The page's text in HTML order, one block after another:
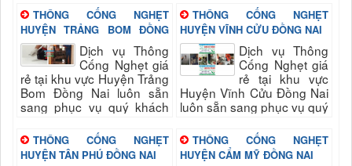
bảo uy tín, chất lượng hài
long quý...
bảo uy tín, chất lượng hài
long quý...
THÔNG CỐNG NGHẸT
HUYỆN TRẢNG BOM ĐỒNG
NAI
Dịch vụ Thông
Cống Nghẹt giá
rẻ tại khu vực Huyện Trảng
Bom Đồng Nai luôn sẵn
sang phục vụ quý khách
chất lượng hài long quý...
THÔNG CỐNG NGHẸT
HUYỆN VĨNH CỬU ĐỒNG NAI
Dịch vụ Thông
Cống Nghẹt giá
rẻ tại khu vực
Huyện Vĩnh Cửu Đồng Nai
luôn sẵn sang phục vụ quý
uy tín, chất lượng hài long
quý...
THÔNG CỐNG NGHẸT
HUYỆN TÂN PHÚ ĐỒNG NAI
THÔNG CỐNG NGHẸT
HUYỆN CẨM MỸ ĐỒNG NAI